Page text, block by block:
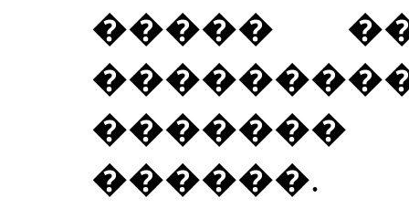
�����
������.